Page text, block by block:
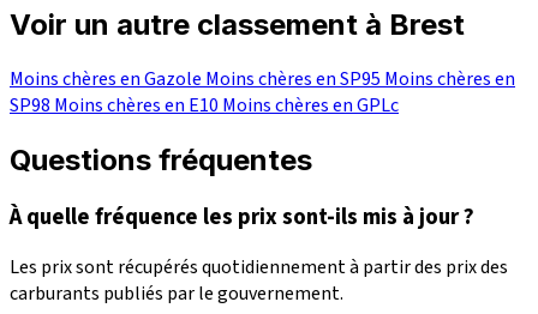
Voir un autre classement à Brest
Moins chères en Gazole Moins chères en SP95 Moins chères en
SP98 Moins chères en E10 Moins chères en GPLc
Questions fréquentes
À quelle fréquence les prix sont-ils mis à jour ?
Les prix sont récupérés quotidiennement à partir des prix des
carburants publiés par le gouvernement.